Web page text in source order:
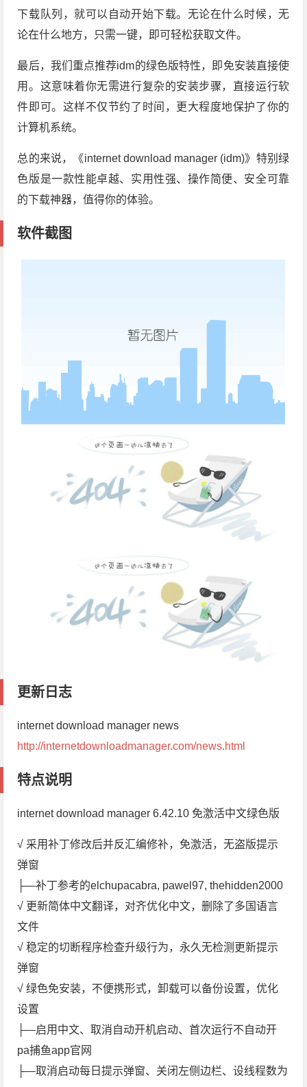
下载队列，就可以自动开始下载。无论在什么时候，无
论在什么地方，只需一键，即可轻松获取文件。
最后，我们重点推荐idm的绿色版特性，即免安装直接使
用。这意味着你无需进行复杂的安装步骤，直接运行软
件即可。这样不仅节约了时间，更大程度地保护了你的
计算机系统。
总的来说，《internet download manager (idm)》特别绿
色版是一款性能卓越、实用性强、操作简便、安全可靠
的下载神器，值得你的体验。
软件截图
更新日志
internet download manager news
http://internetdownloadmanager.com/news.html
特点说明
internet download manager 6.42.10 免激活中文绿色版
√ 采用补丁修改后并反汇编修补，免激活，无盗版提示
弹窗
├—补丁参考的elchupacabra, pawel97, thehidden2000
√ 更新简体中文翻译，对齐优化中文，删除了多国语言
文件
√ 稳定的切断程序检查升级行为，永久无检测更新提示
弹窗
√ 绿色免安装，不便携形式，卸载可以备份设置，优化
设置
├—启用中文、取消自动开机启动、首次运行不自动开
pa捕鱼app官网
├—取消启动每日提示弹窗、关闭左侧边栏、设线程数为